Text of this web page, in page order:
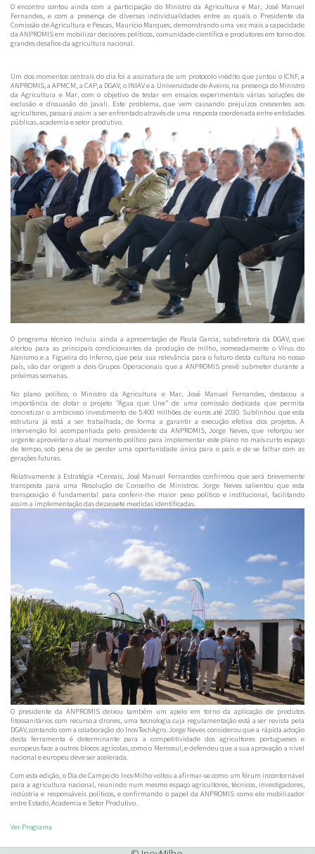
O encontro contou ainda com a participação do Ministro da Agricultura e Mar, José Manuel
Fernandes, e com a presença de diversas individualidades entre as quais o Presidente da
Comissão de Agricultura e Pescas, Maurício Marques, demonstrando uma vez mais a capacidade
da ANPROMIS em mobilizar decisores políticos, comunidade científica e produtores em torno dos
grandes desafios da agricultura nacional.
Um dos momentos centrais do dia foi a assinatura de um protocolo inédito que juntou o ICNF, a
ANPROMIS, a APMCM, a CAP, a DGAV, o INIAV e a Universidade de Aveiro, na presença do Ministro
da Agricultura e Mar, com o objetivo de testar em ensaios experimentais várias soluções de
exclusão e dissuasão do javali. Este problema, que vem causando prejuízos crescentes aos
agricultores, passará assim a ser enfrentado através de uma resposta coordenada entre entidades
públicas, academia e setor produtivo.
O programa técnico incluiu ainda a apresentação de Paula Garcia, subdiretora da DGAV, que
alertou para as principais condicionantes da produção de milho, nomeadamente o Vírus do
Nanismo e a Figueira do Inferno, que pela sua relevância para o futuro desta cultura no nosso
país, vão dar origem a dois Grupos Operacionais que a ANPROMIS prevê submeter durante a
próximas semanas.
No plano político, o Ministro da Agricultura e Mar, José Manuel Fernandes, destacou a
importância de dotar o projeto “Água que Une” de uma comissão dedicada que permita
concretizar o ambicioso investimento de 5.400 milhões de euros até 2030. Sublinhou que esta
estrutura já está a ser trabalhada, de forma a garantir a execução efetiva dos projetos. A
intervenção foi acompanhada pelo presidente da ANPROMIS, Jorge Neves, que reforçou ser
urgente aproveitar o atual momento político para implementar este plano no mais curto espaço
de tempo, sob pena de se perder uma oportunidade única para o país e de se falhar com as
gerações futuras.
Relativamente à Estratégia +Cereais, José Manuel Fernandes confirmou que será brevemente
transposta para uma Resolução de Conselho de Ministros. Jorge Neves salientou que esta
transposição é fundamental para conferir-lhe maior peso político e institucional, facilitando
assim a implementação das dezassete medidas identificadas.
O presidente da ANPROMIS deixou também um apelo em torno da aplicação de produtos
fitossanitários com recurso a drones, uma tecnologia cuja regulamentação está a ser revista pela
DGAV, contando com a colaboração do InovTechAgro. Jorge Neves considerou que a rápida adoção
desta ferramenta é determinante para a competitividade dos agricultores portugueses e
europeus face a outros blocos agrícolas, como o Mercosul, e defendeu que a sua aprovação a nível
nacional e europeu deve ser acelerada.
Com esta edição, o Dia de Campo do InovMilho voltou a afirmar-se como um fórum incontornável
para a agricultura nacional, reunindo num mesmo espaço agricultores, técnicos, investigadores,
indústria e responsáveis políticos, e confirmando o papel da ANPROMIS como elo mobilizador
entre Estado, Academia e Setor Produtivo.
Ver Programa